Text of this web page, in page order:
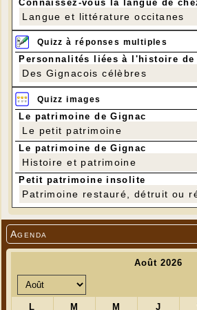
Agenda
---
Réservation :
Franck LACROIX : 06 98 01 50 88
Guy LIEBUS : 06 89 35 31 33
Connaissez-vous la langue de
Langue et littérature occitanes
Quizz à réponses multiples
Personnalités liées à l'histoire de
Des Gignacois célèbres
Quizz images
Le patrimoine de Gignac
Le petit patrimoine
Le patrimoine de Gignac
Histoire et patrimoine
Petit patrimoine insolite
Patrimoine restauré, détruit ou